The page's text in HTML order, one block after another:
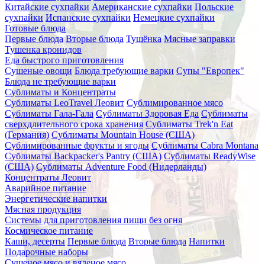
Китайские сухпайки Американские сухпайки Польские
сухпайки Испанские сухпайки Немецкие сухпайки
Готовые блюда
Первые блюда Вторые блюда Тушёнка Мясные заправки
Тушенка кронидов
Еда быстрого приготовления
Сушеные овощи Блюда требующие варки Супы "Европек"
Блюда не требующие варки
Сублиматы и Концентраты
Сублиматы LeoTravel Леовит Сублимированное мясо
Сублиматы Гала-Гала Сублиматы Здоровая Еда Сублиматы
сверхдлительного срока хранения Сублиматы Trek'n Eat
(Германия) Сублиматы Mountain House (США)
Сублимированные фрукты и ягоды Сублиматы Cabra Montana
Сублиматы Backpacker's Pantry (США) Сублиматы ReadyWise
(США) Сублиматы Adventure Food (Нидерланды)
Концентраты Леовит
Аварийное питание
Энергетические напитки
Мясная продукция
Системы для приготовления пищи без огня
Космическое питание
Каши, десерты Первые блюда Вторые блюда Напитки
Подарочные наборы